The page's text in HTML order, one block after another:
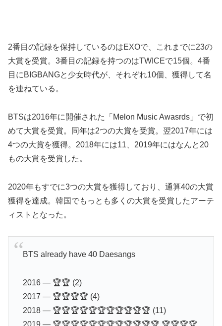
2番目の記録を保持しているのはEXOで、これまでに23の
大賞を受賞。3番目の記録を持つのはTWICEで15個。4番
目にBIGBANGと少女時代が、それぞれ10個、獲得して名
を連ねている。
BTSは2016年に開催された「Melon Music Awasrds」で初
めて大賞を受賞。同年は2つの大賞を受賞。翌2017年には
4つの大賞を獲得。2018年には11、2019年にはなんと20
もの大賞を受賞した。
2020年もすでに3つの大賞を獲得しており、通算40の大賞
獲得を達成。韓国でもっとも多くの大賞を受賞したアーテ
ィストとなった。
BTS already have 40 Daesangs
2016 — 🏆🏆 (2)
2017 — 🏆🏆🏆🏆 (4)
2018 — 🏆🏆🏆🏆🏆🏆🏆🏆🏆🏆🏆 (11)
2019 — 🏆🏆🏆🏆🏆🏆🏆🏆🏆🏆🏆🏆 🏆🏆🏆🏆